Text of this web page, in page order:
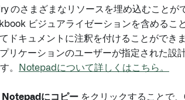
のさまざまなリソースを埋め込むことが
ビジュアライゼーションを含めるこ
ドキュメントに注釈を付けることができ
リケーションのユーザーが指定された設
。
Notepadについて詳しくはこちら。
Notepadにコピー をクリックすることで